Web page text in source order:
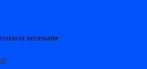
necessarie.